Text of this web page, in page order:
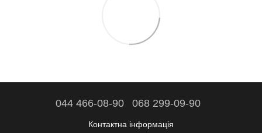
044 466-08-90 068 299-09-90
Контактна інформація